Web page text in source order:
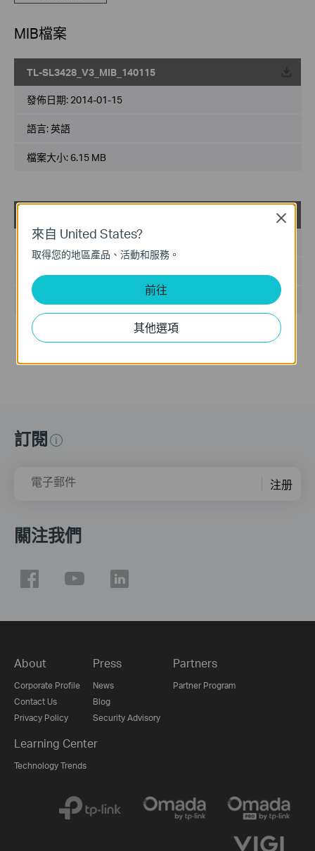
MIB檔案
TL-SL3428_V3_MIB_140115
發佈日期: 2014-01-15
語言:英語
檔案大小: 6.15 MB
發佈日期:2013-03-01
檔案大小:
Notes:
For TL-SL3428_V3.0_20120314
訂閱
電子郵件 注册
關注我們
About
Corporate Profile
Contact Us
Privacy Policy
Press
News
Blog
Security Advisory
Partners
Partner Program
Learning Center
Technology Trends
來自 United States?
取得您的地區產品、活動和服務。
前往
其他選項
Close